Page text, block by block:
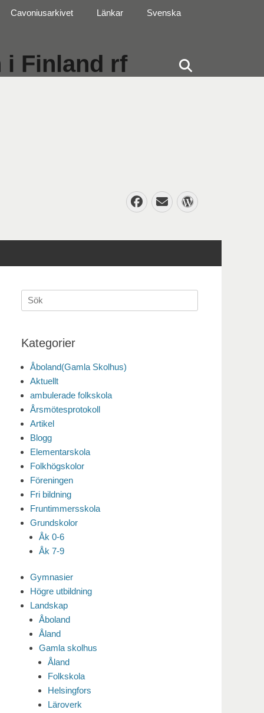
i Finland rf
Facebook
E-
post
Cavoniusarkivet Länkar Svenska
Sök
efter:
Kategorier
Åboland(Gamla Skolhus)
Aktuellt
ambulerade folkskola
Årsmötesprotokoll
Artikel
Blogg
Elementarskola
Folkhögskolor
Föreningen
Fri bildning
Fruntimmersskola
Grundskolor
Åk 0-6
Åk 7-9
Gymnasier
Högre utbildning
Landskap
Åboland
Åland
Gamla skolhus
Åland
Folkskola
Helsingfors
Läroverk